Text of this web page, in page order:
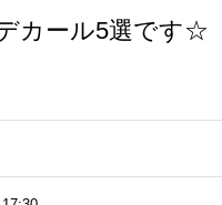
カール5選です☆